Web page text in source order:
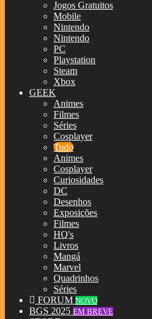
Jogos Gratuitos
Mobile
Nintendo
Nintendo
PC
Playstation
Steam
Xbox
GEEK
Animes
Filmes
Séries
Cosplayer
Tudo
Animes
Cosplayer
Curiosidades
DC
Desenhos
Exposições
Filmes
HQ's
Livros
Mangá
Marvel
Quadrinhos
Séries
FORUM NOVO
BGS 2025 EM BREVE